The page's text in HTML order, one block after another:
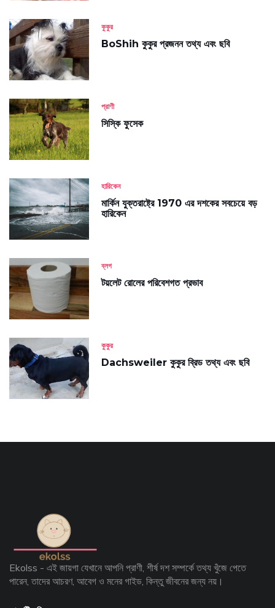
কুকুর
BoShih কুকুর প্রজনন তথ্য এবং ছবি
প্রাণী
সিস্কি ফুসেক
হারিকেন
মার্কিন যুক্তরাষ্ট্রে 1970 এর দশকের সবচেয়ে বড়
হারিকেন
ব্লগ
টয়লেট রোলের পরিবেশগত প্রভাব
কুকুর
Dachsweiler কুকুর ব্রিড তথ্য এবং ছবি
Ekolss - এই জায়গা যেখানে আপনি প্রাণী, শীর্ষ দশ সম্পর্কে তথ্য খুঁজে পেতে
পারেন, তাদের আচরণ, আবেগ ও মনের গাইড, কিন্তু জীবনের জন্য নয়।